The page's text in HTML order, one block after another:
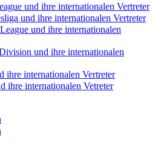
und ihre internationalen Vertreter
und ihre internationalen Vertreter
und ihre internationalen
und ihre internationalen
internationalen Vertreter
internationalen Vetreter